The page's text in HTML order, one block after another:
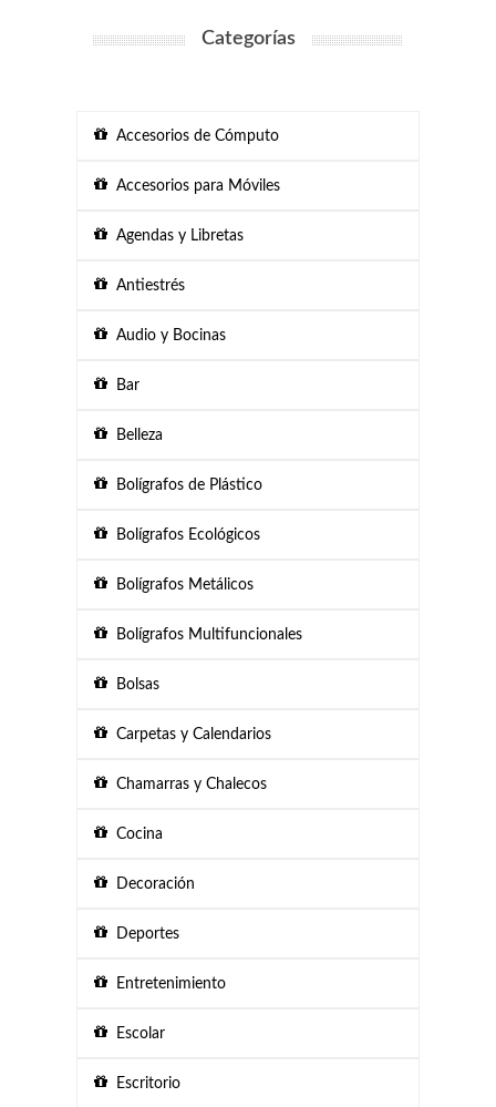
Categorías
Accesorios de Cómputo
Accesorios para Móviles
Agendas y Libretas
Antiestrés
Audio y Bocinas
Bar
Belleza
Bolígrafos de Plástico
Bolígrafos Ecológicos
Bolígrafos Metálicos
Bolígrafos Multifuncionales
Bolsas
Carpetas y Calendarios
Chamarras y Chalecos
Cocina
Decoración
Deportes
Entretenimiento
Escolar
Escritorio